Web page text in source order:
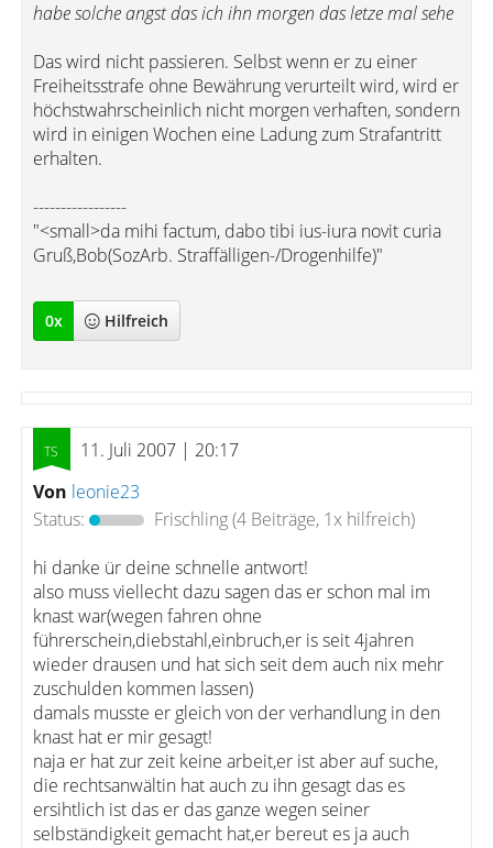
habe solche angst das ich ihn morgen das letze mal sehe
Das wird nicht passieren. Selbst wenn er zu einer
Freiheitsstrafe ohne Bewährung verurteilt wird, wird er
höchstwahrscheinlich nicht morgen verhaften, sondern
wird in einigen Wochen eine Ladung zum Strafantritt
erhalten.
-----------------
"<small>da mihi factum, dabo tibi ius-iura novit curia
Gruß,Bob(SozArb. Straffälligen-/Drogenhilfe)"
0x Hilfreich
11. Juli 2007 | 20:17
Von leonie23
Status:
Frischling(4 Beiträge, 1x hilfreich)
hi danke ür deine schnelle antwort!
also muss viellecht dazu sagen das er schon mal im
knast war(wegen fahren ohne
führerschein,diebstahl,einbruch,er is seit 4jahren
wieder drausen und hat sich seit dem auch nix mehr
zuschulden kommen lassen)
damals musste er gleich von der verhandlung in den
knast hat er mir gesagt!
naja er hat zur zeit keine arbeit,er ist aber auf suche,
die rechtsanwältin hat auch zu ihn gesagt das es
ersihtlich ist das er das ganze wegen seiner
selbständigkeit gemacht hat,er bereut es ja auch